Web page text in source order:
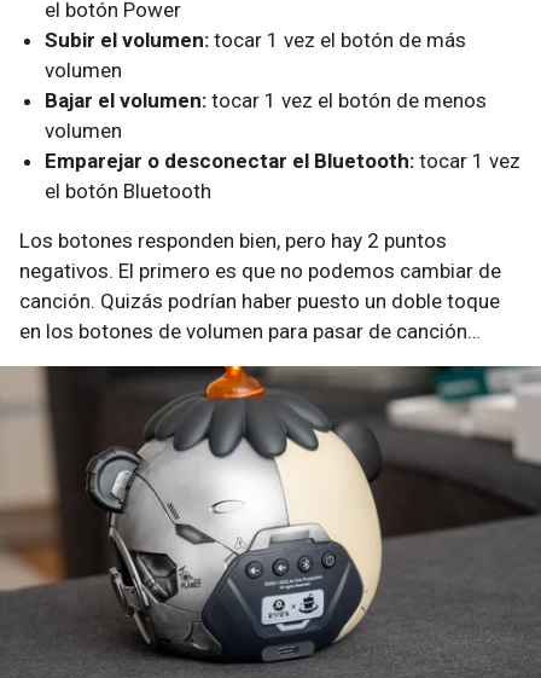
el botón Power
Subir el volumen: tocar 1 vez el botón de más
volumen
Bajar el volumen: tocar 1 vez el botón de menos
volumen
Emparejar o desconectar el Bluetooth: tocar 1 vez
el botón Bluetooth
Los botones responden bien, pero hay 2 puntos
negativos. El primero es que no podemos cambiar de
canción. Quizás podrían haber puesto un doble toque
en los botones de volumen para pasar de canción…